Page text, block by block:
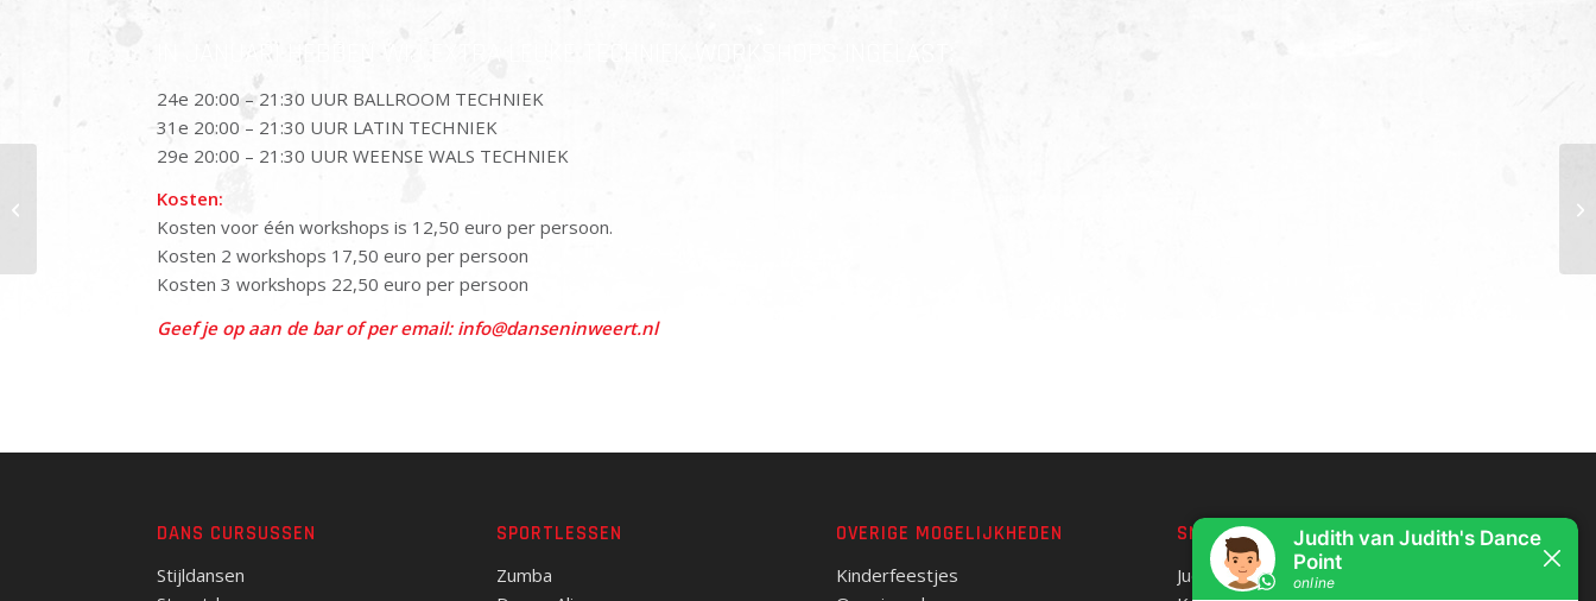
IN JANUARI HEBBEN WIJ EXTRA LEUKE TECHNIEK WORKSHOPS INGELAST:
24e 20:00 – 21:30 UUR BALLROOM TECHNIEK
31e 20:00 – 21:30 UUR LATIN TECHNIEK
29e 20:00 – 21:30 UUR WEENSE WALS TECHNIEK
Kosten:
Kosten voor één workshops is 12,50 euro per persoon.
Kosten 2 workshops 17,50 euro per persoon
Kosten 3 workshops 22,50 euro per persoon
Geef je op aan de bar of per email: info@danseninweert.nl
DANS CURSUSSEN
Stijldansen
SPORTLESSEN
Zumba
OVERIGE MOGELIJKHEDEN
Kinderfeestjes
SNEL CONTACT
Judith’s Dance Point